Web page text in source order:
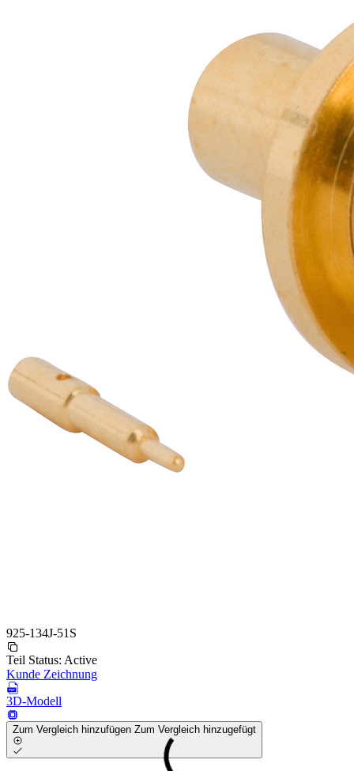
925-134J-51S
Teil Status: Active
Kunde Zeichnung
3D-Modell
Zum Vergleich hinzufügen Zum Vergleich hinzugefügt